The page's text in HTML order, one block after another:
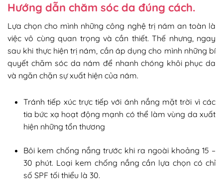
Hướng dẫn chăm sóc da đúng cách.
Lựa chọn cho mình những công nghệ trị nám an toàn là
việc vô cùng quan trọng và cần thiết. Thế nhưng, ngay
sau khi thực hiện trị nám, cần áp dụng cho mình những bí
quyết chăm sóc da nám để nhanh chóng khôi phục da
và ngăn chặn sự xuất hiện của nám.
Tránh tiếp xúc trực tiếp với ánh nắng mặt trời vì các
tia bức xạ hoạt động mạnh có thể làm vùng da xuất
hiện những tổn thương
Bôi kem chống nắng trước khi ra ngoài khoảng 15 –
30 phút. Loại kem chống nắng cần lựa chọn có chỉ
số SPF tối thiểu là 30.